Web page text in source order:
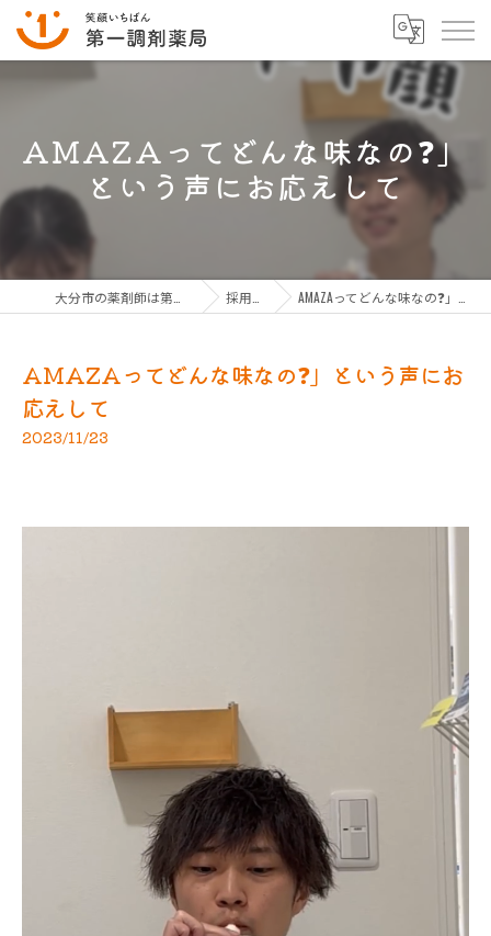
AMAZAってどんな味なの❓」
という声にお応えして
採用ブログ AMAZAってどんな味なの❓」という声にお応えして
AMAZAってどんな味なの❓」という声にお
応えして
2023/11/23